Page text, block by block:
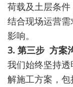
荷载及土层条
结合现场运营
影响。
3. 第三步 方案
我们始终坚持
解施工方案，